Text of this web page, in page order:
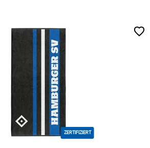
ZERTIFIZIERT